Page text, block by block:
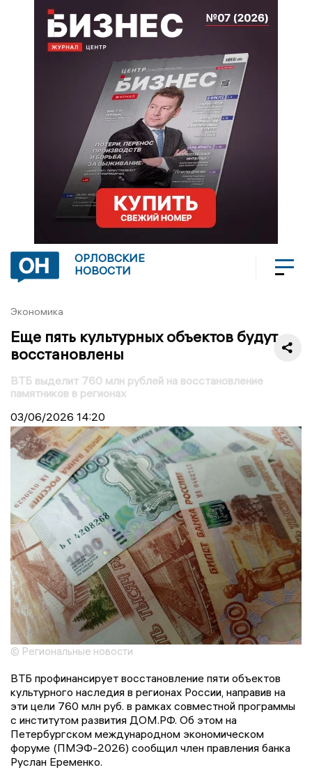
ОРЛОВСКИЕ
НОВОСТИ
Экономика
Еще пять культурных объектов будут
восстановлены
ВТБ выделит 760 млн рублей на восстановление
памятников в регионах
03/06/2026 14:20
© Региональные новости
ВТБ профинансирует восстановление пяти объектов
культурного наследия в регионах России, направив на
эти цели 760 млн руб. в рамках совместной программы
с институтом развития ДОМ.РФ. Об этом на
Петербургском международном экономическом
форуме (ПМЭФ-2026) сообщил член правления банка
Руслан Еременко.